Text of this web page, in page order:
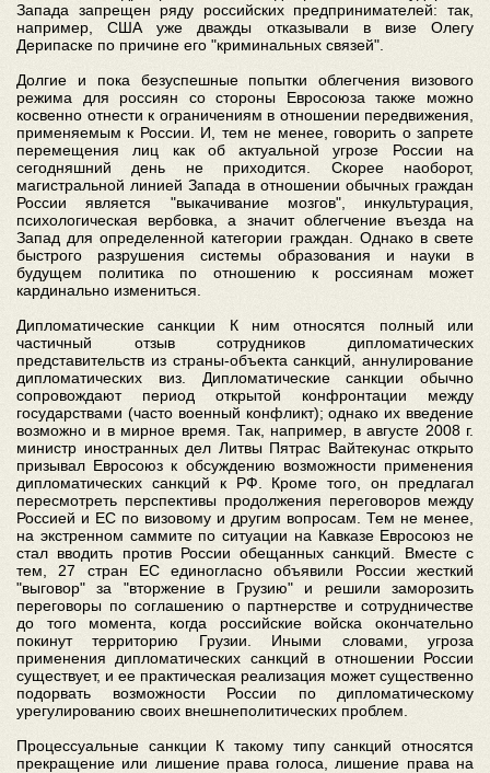
Запада запрещен ряду российских предпринимателей: так,
например, США уже дважды отказывали в визе Олегу
Дерипаске по причине его "криминальных связей".
Долгие и пока безуспешные попытки облегчения визового
режима для россиян со стороны Евросоюза также можно
косвенно отнести к ограничениям в отношении передвижения,
применяемым к России. И, тем не менее, говорить о запрете
перемещения лиц как об актуальной угрозе России на
сегодняшний день не приходится. Скорее наоборот,
магистральной линией Запада в отношении обычных граждан
России является "выкачивание мозгов", инкультурация,
психологическая вербовка, а значит облегчение въезда на
Запад для определенной категории граждан. Однако в свете
быстрого разрушения системы образования и науки в
будущем политика по отношению к россиянам может
кардинально измениться.
Дипломатические санкции К ним относятся полный или
частичный отзыв сотрудников дипломатических
представительств из страны-объекта санкций, аннулирование
дипломатических виз. Дипломатические санкции обычно
сопровождают период открытой конфронтации между
государствами (часто военный конфликт); однако их введение
возможно и в мирное время. Так, например, в августе 2008 г.
министр иностранных дел Литвы Пятрас Вайтекунас открыто
призывал Евросоюз к обсуждению возможности применения
дипломатических санкций к РФ. Кроме того, он предлагал
пересмотреть перспективы продолжения переговоров между
Россией и ЕС по визовому и другим вопросам. Тем не менее,
на экстренном саммите по ситуации на Кавказе Евросоюз не
стал вводить против России обещанных санкций. Вместе с
тем, 27 стран ЕС единогласно объявили России жесткий
"выговор" за "вторжение в Грузию" и решили заморозить
переговоры по соглашению о партнерстве и сотрудничестве
до того момента, когда российские войска окончательно
покинут территорию Грузии. Иными словами, угроза
применения дипломатических санкций в отношении России
существует, и ее практическая реализация может существенно
подорвать возможности России по дипломатическому
урегулированию своих внешнеполитических проблем.
Процессуальные санкции К такому типу санкций относятся
прекращение или лишение права голоса, лишение права на